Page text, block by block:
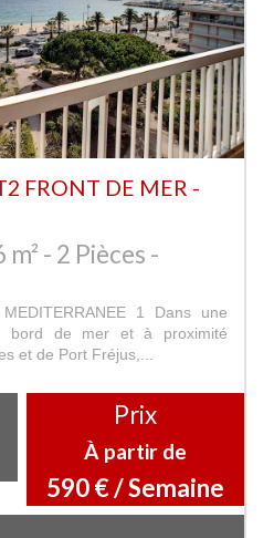
FRONT DE MER -
- 2 Pièces -
1 Dans une
bord de mer et à proximité
et de Port Fréjus,...
Prix
À partir de
590 € / Semaine